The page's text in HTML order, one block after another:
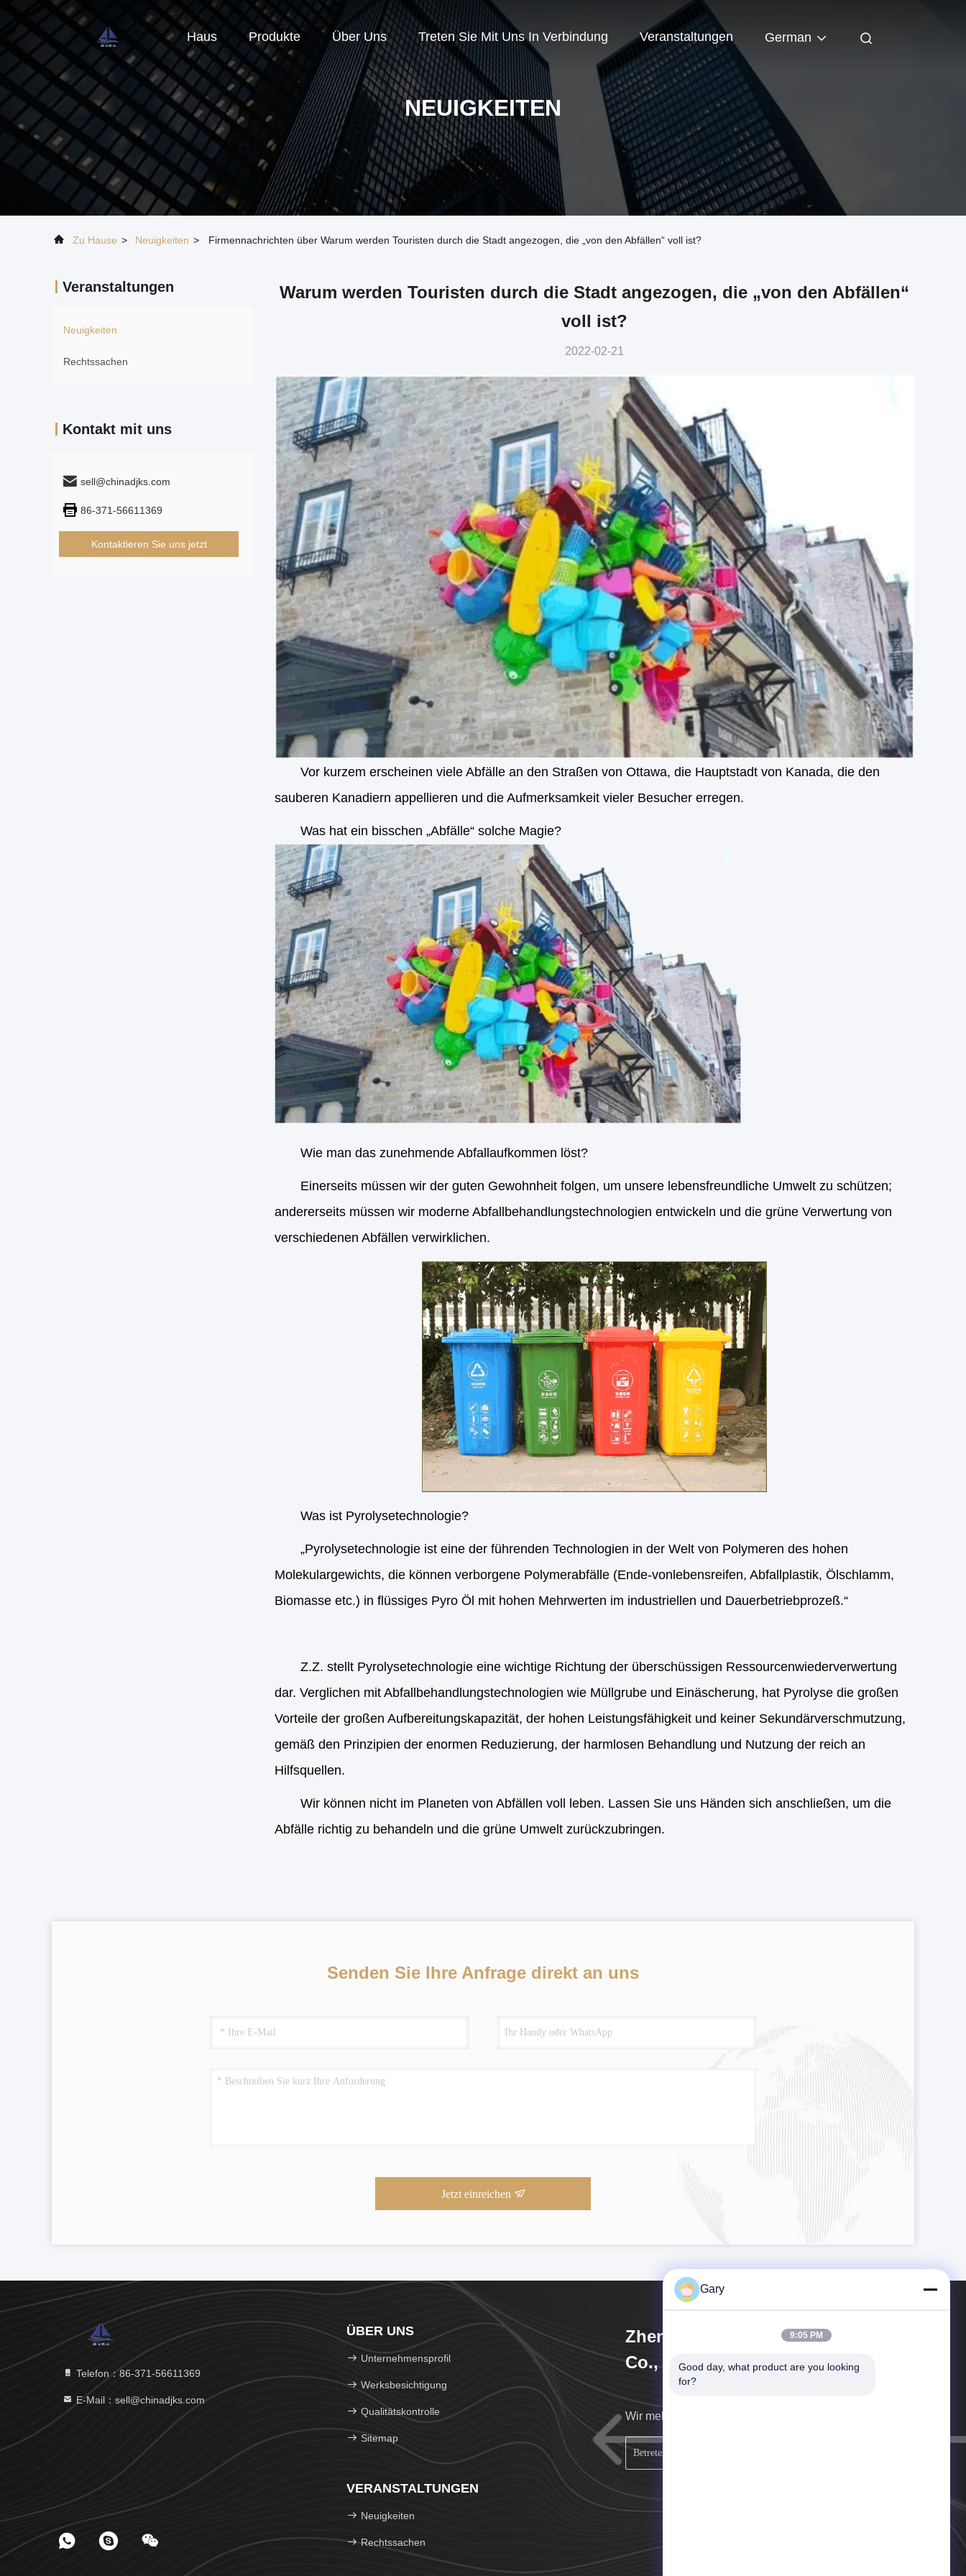
Haus Produkte Über Uns Treten Sie Mit Uns In Verbindung Veranstaltungen German
NEUIGKEITEN
Zu Hause > Neuigkeiten > Firmennachrichten über Warum werden Touristen durch die Stadt angezogen, die „von den Abfällen“ voll ist?
Veranstaltungen
Neuigkeiten
Rechtssachen
Kontakt mit uns
sell@chinadjks.com
86-371-56611369
Kontaktieren Sie uns jetzt
Warum werden Touristen durch die Stadt angezogen, die „von den Abfällen“
voll ist?
2022-02-21
Vor kurzem erscheinen viele Abfälle an den Straßen von Ottawa, die Hauptstadt von Kanada, die den
sauberen Kanadiern appellieren und die Aufmerksamkeit vieler Besucher erregen.
Was hat ein bisschen „Abfälle“ solche Magie?
Wie man das zunehmende Abfallaufkommen löst?
Einerseits müssen wir der guten Gewohnheit folgen, um unsere lebensfreundliche Umwelt zu schützen;
andererseits müssen wir moderne Abfallbehandlungstechnologien entwickeln und die grüne Verwertung von
verschiedenen Abfällen verwirklichen.
Was ist Pyrolysetechnologie?
„Pyrolysetechnologie ist eine der führenden Technologien in der Welt von Polymeren des hohen
Molekulargewichts, die können verborgene Polymerabfälle (Ende-vonlebensreifen, Abfallplastik, Ölschlamm,
Biomasse etc.) in flüssiges Pyro Öl mit hohen Mehrwerten im industriellen und Dauerbetriebprozeß.“
Z.Z. stellt Pyrolysetechnologie eine wichtige Richtung der überschüssigen Ressourcenwiederverwertung
dar. Verglichen mit Abfallbehandlungstechnologien wie Müllgrube und Einäscherung, hat Pyrolyse die großen
Vorteile der großen Aufbereitungskapazität, der hohen Leistungsfähigkeit und keiner Sekundärverschmutzung,
gemäß den Prinzipien der enormen Reduzierung, der harmlosen Behandlung und Nutzung der reich an
Hilfsquellen.
Wir können nicht im Planeten von Abfällen voll leben. Lassen Sie uns Händen sich anschließen, um die
Abfälle richtig zu behandeln und die grüne Umwelt zurückzubringen.
Senden Sie Ihre Anfrage direkt an uns
Jetzt einreichen
Telefon：86-371-56611369
E-Mail：sell@chinadjks.com
ÜBER UNS
Unternehmensprofil
Werksbesichtigung
Qualitätskontrolle
Sitemap
VERANSTALTUNGEN
Neuigkeiten
Rechtssachen
Zhengzhou Hengyang Industrial
Co., Ltd
Wir melden uns so schnell wie möglich.
Gary
9:05 PM
Good day, what product are you looking
for?